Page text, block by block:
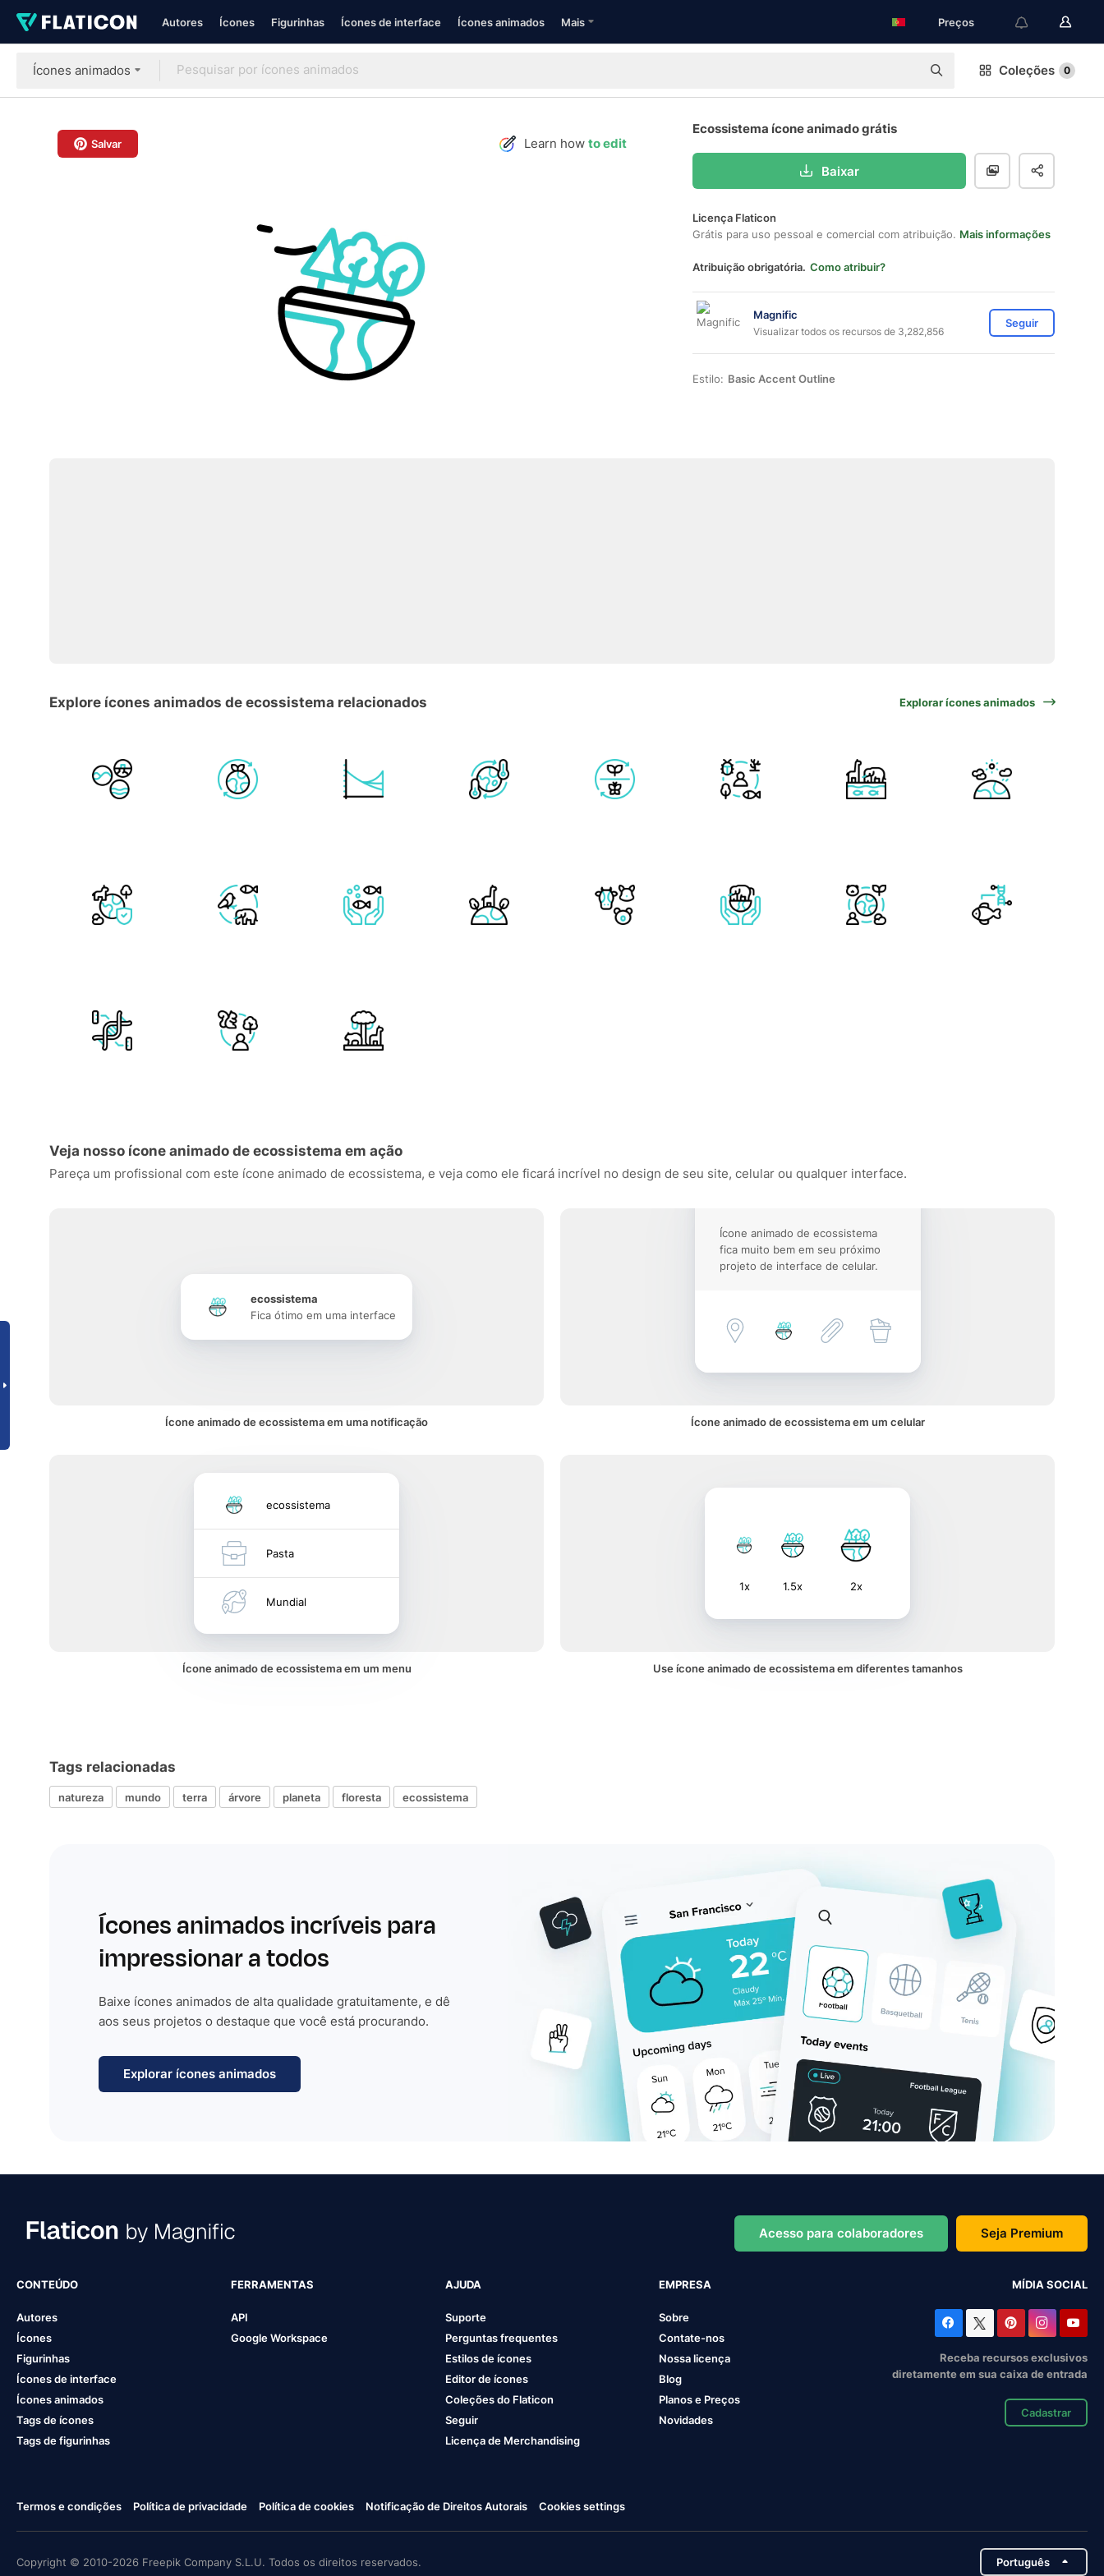
Autores Ícones Figurinhas Ícones de interface Ícones animados Mais Preços
Ícones animados Coleções 0
Salvar Learn how to edit
Ecossistema ícone animado grátis
Baixar
Licença Flaticon
Grátis para uso pessoal e comercial com atribuição. Mais informações
Atribuição obrigatória. Como atribuir?
Magnific
Visualizar todos os recursos de 3,282,856
Seguir
Estilo: Basic Accent Outline
Explore ícones animados de ecossistema relacionados Explorar ícones animados
Veja nosso ícone animado de ecossistema em ação
Pareça um profissional com este ícone animado de ecossistema, e veja como ele ficará incrível no design de seu site, celular ou qualquer interface.
ecossistema
Fica ótimo em uma interface
Ícone animado de ecossistema em uma notificação
Ícone animado de ecossistema
fica muito bem em seu próximo
projeto de interface de celular.
Ícone animado de ecossistema em um celular
ecossistema
Pasta
Mundial
Ícone animado de ecossistema em um menu
1x 1.5x 2x
Use ícone animado de ecossistema em diferentes tamanhos
Tags relacionadas
natureza mundo terra árvore planeta floresta ecossistema
Ícones animados incríveis para
impressionar a todos
Baixe ícones animados de alta qualidade gratuitamente, e dê
aos seus projetos o destaque que você está procurando.
Explorar ícones animados
Acesso para colaboradores Seja Premium
CONTEÚDO
Autores
Ícones
Figurinhas
Ícones de interface
Ícones animados
Tags de ícones
Tags de figurinhas
FERRAMENTAS
API
Google Workspace
AJUDA
Suporte
Perguntas frequentes
Estilos de ícones
Editor de ícones
Coleções do Flaticon
Seguir
Licença de Merchandising
EMPRESA
Sobre
Contate-nos
Nossa licença
Blog
Planos e Preços
Novidades
MÍDIA SOCIAL
Receba recursos exclusivos
diretamente em sua caixa de entrada
Cadastrar
Termos e condições Política de privacidade Política de cookies Notificação de Direitos Autorais Cookies settings
Copyright © 2010-2026 Freepik Company S.L.U. Todos os direitos reservados. Português